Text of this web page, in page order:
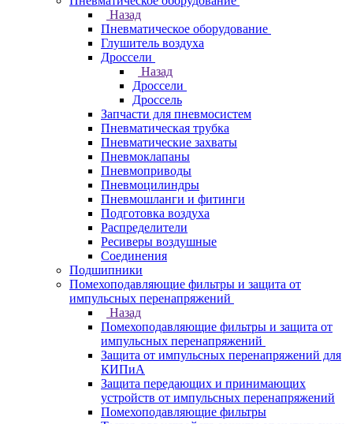
Назад
Пневматическое оборудование
Глушитель воздуха
Дроссели
Назад
Дроссели
Дроссель
Запчасти для пневмосистем
Пневматическая трубка
Пневматические захваты
Пневмоклапаны
Пневмоприводы
Пневмоцилиндры
Пневмошланги и фитинги
Подготовка воздуха
Распределители
Ресиверы воздушные
Соединения
Подшипники
Помехоподавляющие фильтры и защита от
импульсных перенапряжений
Назад
Помехоподавляющие фильтры и защита от
импульсных перенапряжений
Защита от импульсных перенапряжений для
КИПиА
Защита передающих и принимающих
устройств от импульсных перенапряжений
Помехоподавляющие фильтры